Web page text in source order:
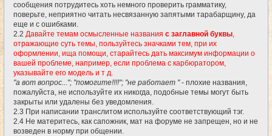
сообщения потрудитесь хоть немного проверить грамматику,
поверьте, неприятно читать несвязанную запятыми тарабарщину, да
еще и с ошибками.
2.2 Давайте темам осмысленные названия с заглавной буквы,
отражающие суть темы, пользуйтесь значками тем, при их
оформлении, ища помощи, старайтесь дать максимум информации о
вашей проблеме, например, если проблема с карбюратором,
указывайте его модель и т д.
"а вот вопрос..."; "помогите!!!!"; "не работает "- плохие названия,
пожалуйста, не используйте их никогда, подобные темы могут быть
закрыты или удалены без уведомления.
2.3 При написании транслитом используйте соответствующий тэг.
2.4 Не материтесь, как сапожник, мат на форуме не запрещен, но и не
возведен в норму при общении.